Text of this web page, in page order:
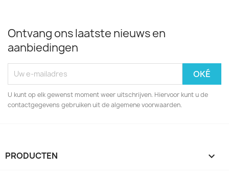
Ontvang ons laatste nieuws en
aanbiedingen
U kunt op elk gewenst moment weer uitschrijven. Hiervoor kunt u de
contactgegevens gebruiken uit de algemene voorwaarden.
PRODUCTEN 